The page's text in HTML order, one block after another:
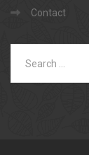
Contact